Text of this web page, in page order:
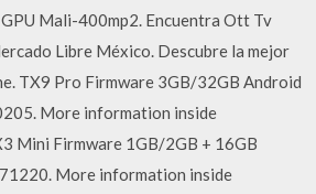
Mali-400mp2. Encuentra Ott Tv
Libre México. Descubre la mejor
TX9 Pro Firmware 3GB/32GB Android
More information inside
Mini Firmware 1GB/2GB + 16GB
More information inside